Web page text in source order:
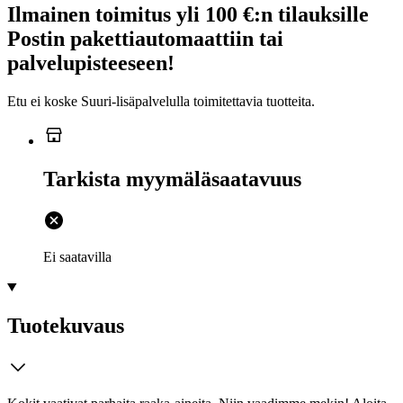
Ilmainen toimitus yli 100 €:n tilauksille
Postin pakettiautomaattiin tai
palvelupisteeseen!
Etu ei koske Suuri‑lisäpalvelulla toimitettavia tuotteita.
Tarkista myymäläsaatavuus
Ei saatavilla
Tuotekuvaus